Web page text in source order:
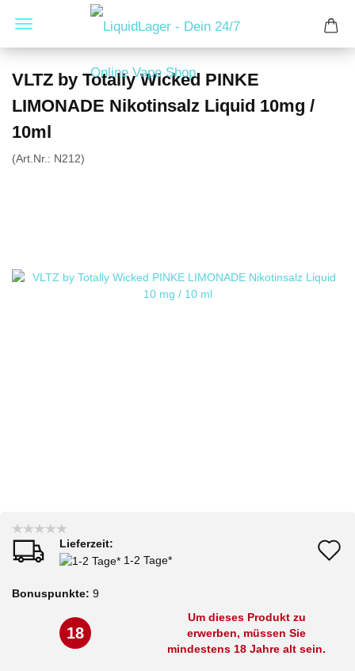
VLTZ by Totally Wicked PINKE
LIMONADE Nikotinsalz Liquid 10mg /
10ml
(Art.Nr.: N212)
Lieferzeit:
1-2 Tage*
Bonuspunkte: 9
18
Um dieses Produkt zu
erwerben, müssen Sie
mindestens 18 Jahre alt sein.